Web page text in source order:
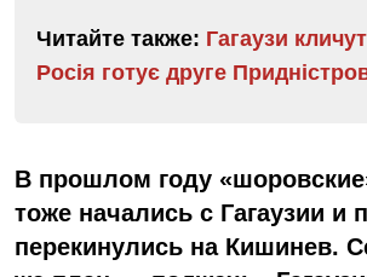
Читайте также: Гагаузи
Росія готує друге
В прошлом году
тоже начались с Гагаузии и
перекинулись на Кишинев.